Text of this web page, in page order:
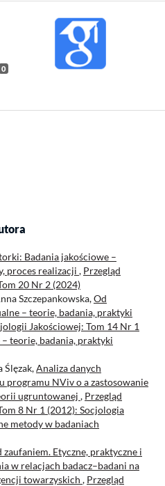
0
Badania jakościowe –
proces realizacji , Przegląd
20 Nr 2 (2024)
Szczepankowska,Od
– teorie, badania, praktyki
Jakościowej: Tom 14 Nr 1
– teorie, badania, praktyki
Ślęzak,Analiza danych
programu NViv o a zastosowanie
ugruntowanej , Przegląd
8 Nr 1 (2012): Socjologia
metody w badaniach
zaufaniem. Etyczne, praktyczne i
w relacjach badacz–badani na
towarzyskich , Przegląd